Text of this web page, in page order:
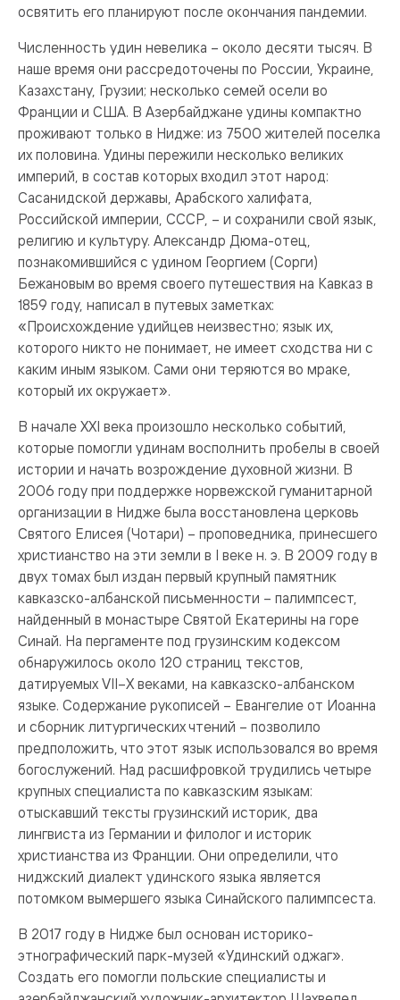
освятить его планируют после окончания пандемии.
Численность удин невелика – около десяти тысяч. В
наше время они рассредоточены по России, Украине,
Казахстану, Грузии; несколько семей осели во
Франции и США. В Азербайджане удины компактно
проживают только в Нидже: из 7500 жителей поселка
их половина. Удины пережили несколько великих
империй, в состав которых входил этот народ:
Сасанидской державы, Арабского халифата,
Российской империи, СССР, – и сохранили свой язык,
религию и культуру. Александр Дюма-отец,
познакомившийся с удином Георгием (Сорги)
Бежановым во время своего путешествия на Кавказ в
1859 году, написал в путевых заметках:
«Происхождение удийцев неизвестно; язык их,
которого никто не понимает, не имеет сходства ни с
каким иным языком. Сами они теряются во мраке,
который их окружает».
В начале XXI века произошло несколько событий,
которые помогли удинам восполнить пробелы в своей
истории и начать возрождение духовной жизни. В
2006 году при поддержке норвежской гуманитарной
организации в Нидже была восстановлена церковь
Святого Елисея (Чотари) – проповедника, принесшего
христианство на эти земли в I веке н. э. В 2009 году в
двух томах был издан первый крупный памятник
кавказско-албанской письменности – палимпсест,
найденный в монастыре Святой Екатерины на горе
Синай. На пергаменте под грузинским кодексом
обнаружилось около 120 страниц текстов,
датируемых VII–X веками, на кавказско-албанском
языке. Содержание рукописей – Евангелие от Иоанна
и сборник литургических чтений – позволило
предположить, что этот язык использовался во время
богослужений. Над расшифровкой трудились четыре
крупных специалиста по кавказским языкам:
отыскавший тексты грузинский историк, два
лингвиста из Германии и филолог и историк
христианства из Франции. Они определили, что
ниджский диалект удинского языка является
потомком вымершего языка Синайского палимпсеста.
В 2017 году в Нидже был основан историко-
этнографический парк-музей «Удинский оджаг».
Создать его помогли польские специалисты и